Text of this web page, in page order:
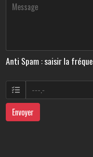
Anti Spam : saisir la
Envoyer